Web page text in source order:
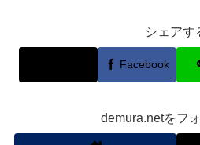
シェアす
Facebook
demura.netをフ